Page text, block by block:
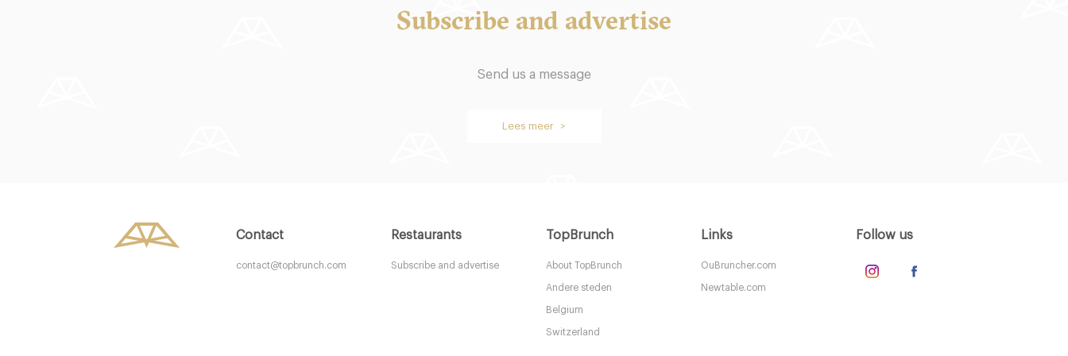
The Sister Brussels Café Le Louis XV
1180 Uccle
Subscribe and advertise
Send us a message
Lees meer >
Contact
contact@topbrunch.com
Restaurants
Subscribe and advertise
TopBrunch
About TopBrunch
Andere steden
Belgium
Switzerland
Links
OuBruncher.com
Newtable.com
Follow us